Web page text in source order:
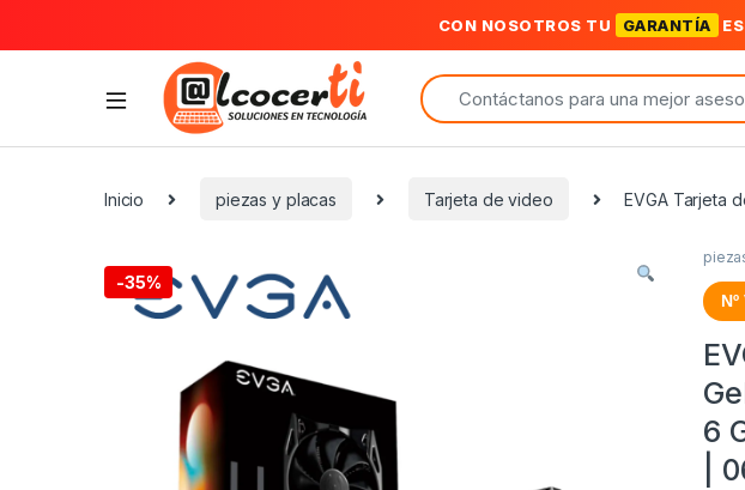
CON NOSOTROS TU GARANTÍA
Search for:
Inicio piezas y placas Tarjeta de video EVGA Tarjeta
-35%
6
|